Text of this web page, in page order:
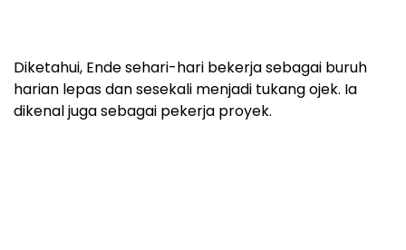
Diketahui, Ende sehari-hari bekerja sebagai buruh
harian lepas dan sesekali menjadi tukang ojek. Ia
dikenal juga sebagai pekerja proyek.